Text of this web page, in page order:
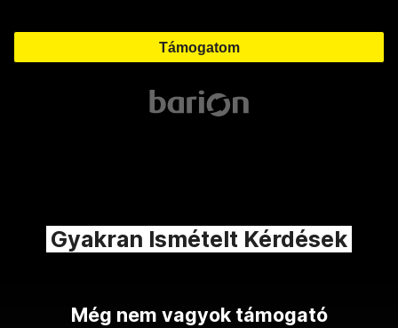
Gyakran Ismételt Kérdések
Még nem vagyok támogató